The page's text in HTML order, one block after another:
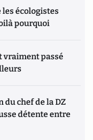
les écologistes
pourquoi
vraiment passé
du chef de la DZ
détente entre